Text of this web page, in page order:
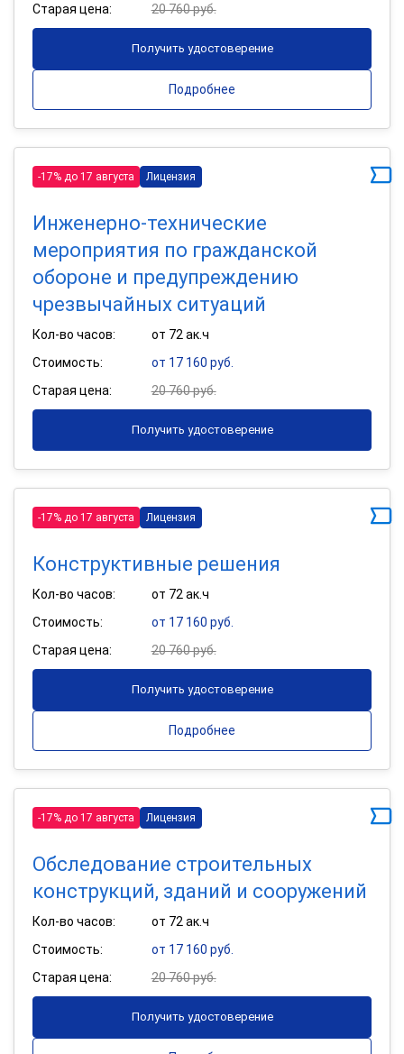
Старая цена:
20 760 руб.
Получить удостоверение
Подробнее
-17% до 17 августа Лицензия
Инженерно-технические
мероприятия по гражданской
обороне и предупреждению
чрезвычайных ситуаций
Кол-во часов:
от 72 ак.ч
Стоимость:
от 17 160 руб.
Старая цена:
20 760 руб.
Получить удостоверение
-17% до 17 августа Лицензия
Конструктивные решения
Кол-во часов:
от 72 ак.ч
Стоимость:
от 17 160 руб.
Старая цена:
20 760 руб.
Получить удостоверение
Подробнее
-17% до 17 августа Лицензия
Обследование строительных
конструкций, зданий и сооружений
Кол-во часов:
от 72 ак.ч
Стоимость:
от 17 160 руб.
Старая цена:
20 760 руб.
Получить удостоверение